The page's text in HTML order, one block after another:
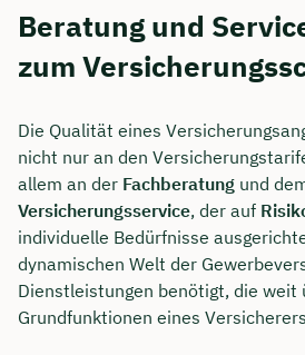
Beratung und
zum
Die Qualität eines
nicht nur an den
allem an der Fachberatung und
Versicherungsservice, der auf
individuelle Bedürfnisse
dynamischen Welt der
Dienstleistungen benötigt, die weit
Grundfunktionen eines